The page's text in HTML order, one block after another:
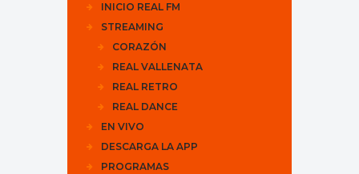
INICIO REAL FM
STREAMING
CORAZÓN
REAL VALLENATA
REAL RETRO
REAL DANCE
EN VIVO
DESCARGA LA APP
PROGRAMAS